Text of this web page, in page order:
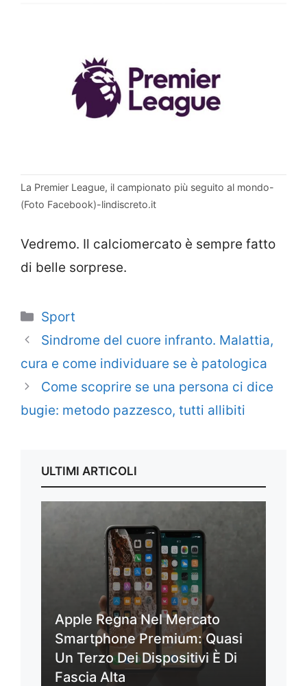
La Premier League, il campionato più seguito al mondo-
(Foto Facebook)-lindiscreto.it
Vedremo. Il calciomercato è sempre fatto
di belle sorprese.
Categorie
Sport
Sindrome del cuore infranto. Malattia,
cura e come individuare se è patologica
Come scoprire se una persona ci dice
bugie: metodo pazzesco, tutti allibiti
ULTIMI ARTICOLI
Apple Regna Nel Mercato
Smartphone Premium: Quasi
Un Terzo Dei Dispositivi È Di
Fascia Alta